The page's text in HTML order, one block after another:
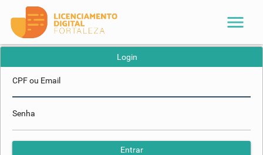
menu
Login
CPF ou Email
Senha
Entrar